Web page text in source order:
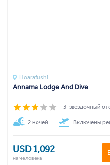
Hoarafushi
Annama Lodge And Dive
3-звездочный
2 ночей Включены
USD 1,092
на человека